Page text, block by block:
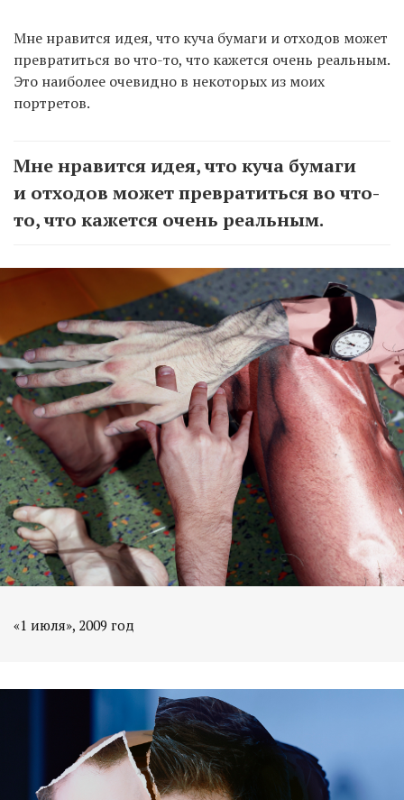
Мне нравится идея, что куча бумаги и отходов может
превратиться во что-то, что кажется очень реальным.
Это наиболее очевидно в некоторых из моих
портретов.
Мне нравится идея, что куча бумаги
и отходов может превратиться во что-
то, что кажется очень реальным.
«1 июля», 2009 год